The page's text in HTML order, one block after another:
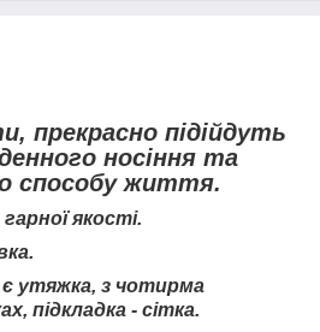
прекрасно підійдуть
носіння та
способу життя.
гарної якості.
є утяжка, з чотирма
підкладка - сітка.